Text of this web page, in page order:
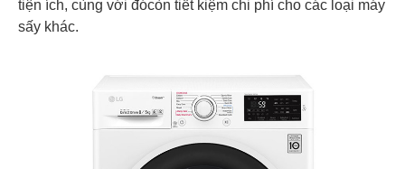
tiện ích, cùng với đócòn tiết kiệm chi phí cho các loại máy
sấy khác.